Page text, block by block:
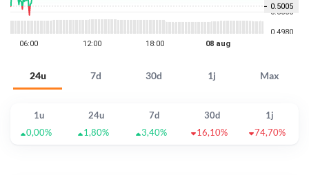
24u 7d 30d 1j Max
1u 24u 7d 30d
1j
0,00%
1,80% 3,40% 16,10% 74,70%